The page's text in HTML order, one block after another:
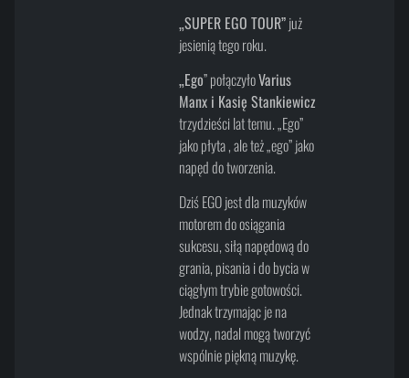
„SUPER EGO TOUR”już
jesienią tego roku.
„Ego” połączyłoVarius
Manx i Kasię Stankiewicz
trzydzieści lat temu. „Ego”
jako płyta , ale też „ego” jako
napęd do tworzenia.
Dziś EGO jest dla muzyków
motorem do osiągania
sukcesu, siłą napędową do
grania, pisania i do bycia w
ciągłym trybie gotowości.
Jednak trzymając je na
wodzy, nadal mogą tworzyć
wspólnie piękną muzykę.